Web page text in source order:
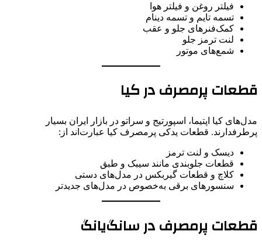
فیلتر روغن و فیلتر هوا
تسمه تایم و تسمه دینام
کمک‌فنرهای جلو و عقب
لنت ترمز جلو
شمع‌های موتور
قطعات پرمصرف در کیا
مدل‌های کیا اپتیما، اسپورتیج و سراتو در بازار ایران بسیار
پرطرفدارند. قطعات یدکی پرمصرف کیا عبارت‌اند از:
دیسک و لنت ترمز
قطعات جلوبندی مانند سیبک و طبق
کلاچ و قطعات گیربکس در مدل‌های دستی
سنسورهای برقی به‌خصوص در مدل‌های جدیدتر
قطعات پرمصرف در سانگ‌یانگ